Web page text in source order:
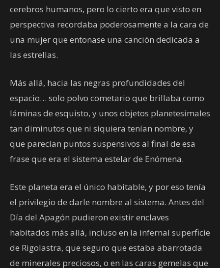
cerebros humanos, pero lo cierto era que visto en
perspectiva recordaba poderosamente a la cara de
una mujer que entonase una canción dedicada a
las estrellas.
Más allá, hacia las negras profundidades del
espacio… solo polvo cometario que brillaba como
láminas de esquisto, y unos objetos planetesimales
tan diminutos que ni siquiera tenían nombre, y
que parecían puntos suspensivos al final de esa
frase que era el sistema estelar de Enómena.
Este planeta era el único habitable, y por eso tenía
el privilegio de darle nombre al sistema. Antes del
Día del Apagón pudieron existir enclaves
habitados más allá, incluso en la infernal superficie
de Rigolastra, que seguro que estaba abarrotada
de minerales preciosos, o en las caras gemelas que